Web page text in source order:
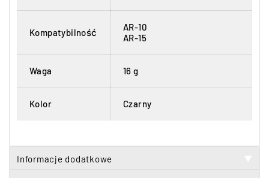
Kompatybilność
AR-10
AR-15
Waga 16 g
Kolor Czarny
Informacje dodatkowe